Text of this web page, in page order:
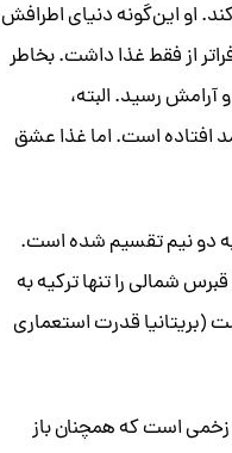
او این‌گونه دنیای اطرافش
از فقط غذا داشت. بخاطر
رسید. البته،
افتاده است. اما غذا عشق
دو نیم تقسیم شده است.
قبرس شمالی را تنها ترکیه به
(بریتانیا قدرت استعماری
زخمی است که همچنان باز